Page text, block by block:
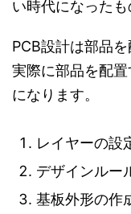
い時代になったも
PCB設計は部品
実際に部品を配
になります。
レイヤーの設
デザインルー
基板外形の作